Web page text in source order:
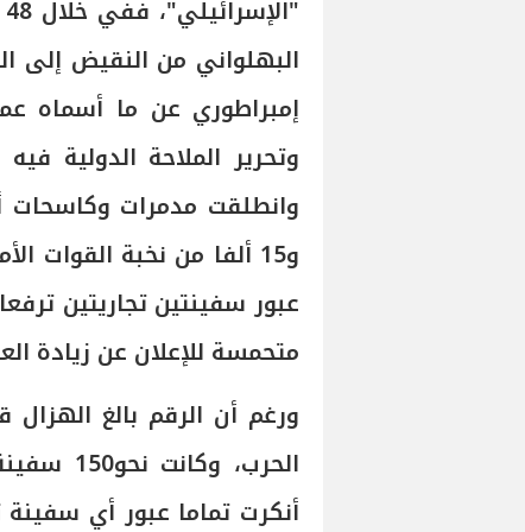
البهلواني من النقيض إلى
إمبراطوري عن ما أسماه
وتحرير الملاحة الدولية
وانطلقت مدمرات وكاسحات
و15 ألفا من نخبة القوات
عبور سفينتين تجاريتين
متحمسة للإعلان عن زيادة
ورغم أن الرقم بالغ
الحرب،
أنكرت تماما عبور أي سفينة